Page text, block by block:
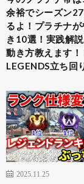
余裕でシーズン
るよ！プラチナ
き10選！実践解
動き方教えます！
LEGENDS立ち回
2025.11.25